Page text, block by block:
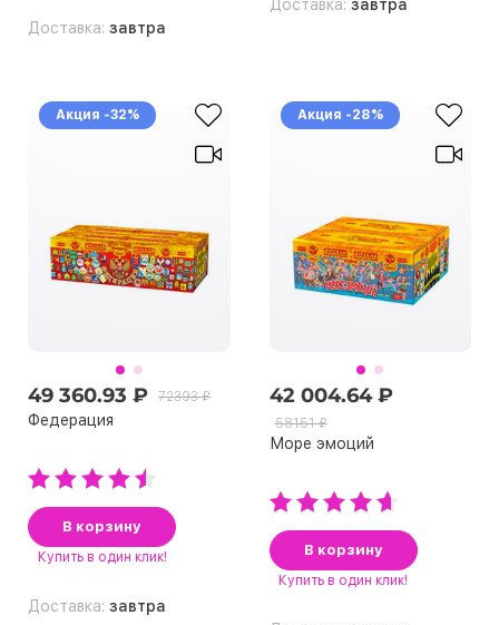
Доставка: завтра
Доставка: завтра
Акция -32%
49 360.93 ₽ 72393 ₽
Федерация
В корзину
Купить в один клик!
Доставка: завтра
Акция -28%
42 004.64 ₽
58151 ₽
Море эмоций
В корзину
Купить в один клик!